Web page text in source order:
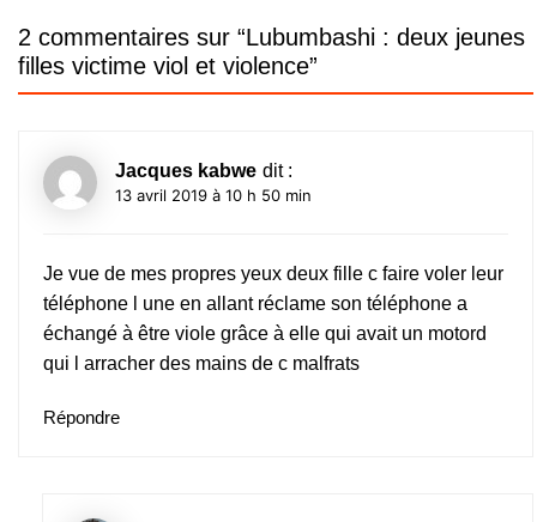
2 commentaires sur “Lubumbashi : deux jeunes
filles victime viol et violence”
Jacques kabwe dit :
13 avril 2019 à 10 h 50 min
Je vue de mes propres yeux deux fille c faire voler leur
téléphone l une en allant réclame son téléphone a
échangé à être viole grâce à elle qui avait un motord
qui l arracher des mains de c malfrats
Répondre